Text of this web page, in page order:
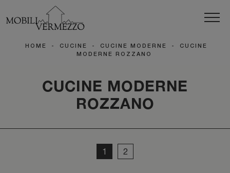
HOME - CUCINE - CUCINE MODERNE -
CUCINE
MODERNE ROZZANO
CUCINE MODERNE
ROZZANO
1 2